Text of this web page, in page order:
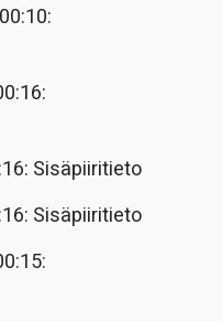
Sisäpiiritieto
Sisäpiiritieto